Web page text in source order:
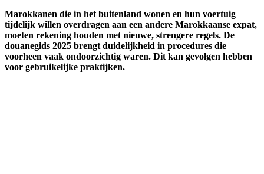
Marokkanen die in het buitenland wonen en hun voertuig
tijdelijk willen overdragen aan een andere Marokkaanse expat,
moeten rekening houden met nieuwe, strengere regels. De
douanegids 2025 brengt duidelijkheid in procedures die
voorheen vaak ondoorzichtig waren. Dit kan gevolgen hebben
voor gebruikelijke praktijken.